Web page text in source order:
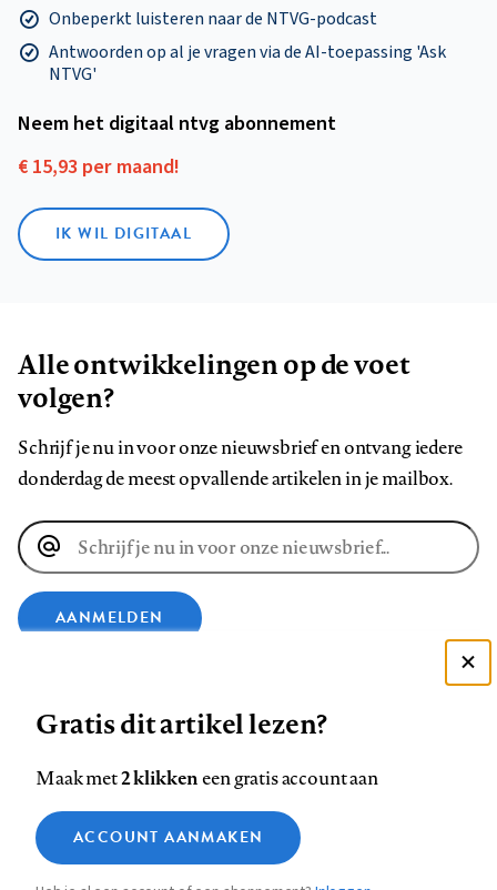
Onbeperkt luisteren naar de NTVG-podcast
Antwoorden op al je vragen via de AI-toepassing 'Ask
NTVG'
Neem het digitaal ntvg abonnement
€ 15,93 per maand!
IK WIL DIGITAAL
Alle ontwikkelingen op de voet
volgen?
Schrijf je nu in voor onze nieuwsbrief en ontvang iedere
donderdag de meest opvallende artikelen in je mailbox.
E-
mailadres
AANMELDEN
op
Facebook
op
LinkedIn
op
Bluesky
ons
op
InstagramYouTube
Footer
Contact Colofon Disclaimer Privacy
Medische vragen verdienen
betrouwbare antwoorden
Zie onze cookie policy
Analytische cookies
Gratis dit artikel lezen?
Maak met2 klikkeneen gratis account aan
ACCOUNT AANMAKEN